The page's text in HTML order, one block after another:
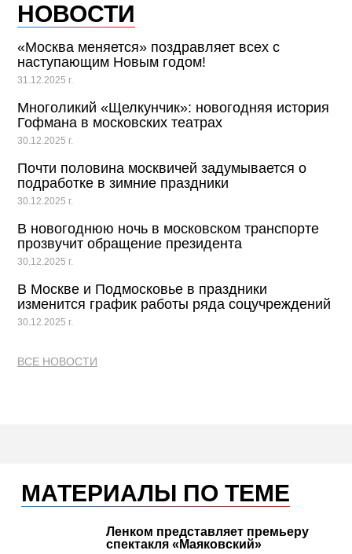
НОВОСТИ
«Москва меняется» поздравляет всех с
наступающим Новым годом!
31.12.2025 г.
Многоликий «Щелкунчик»: новогодняя история
Гофмана в московских театрах
30.12.2025 г.
Почти половина москвичей задумывается о
подработке в зимние праздники
30.12.2025 г.
В новогоднюю ночь в московском транспорте
прозвучит обращение президента
30.12.2025 г.
В Москве и Подмосковье в праздники
изменится график работы ряда соцучреждений
30.12.2025 г.
ВСЕ НОВОСТИ
МАТЕРИАЛЫ ПО ТЕМЕ
Ленком представляет премьеру
спектакля «Маяковский»